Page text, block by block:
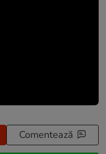
Comentează